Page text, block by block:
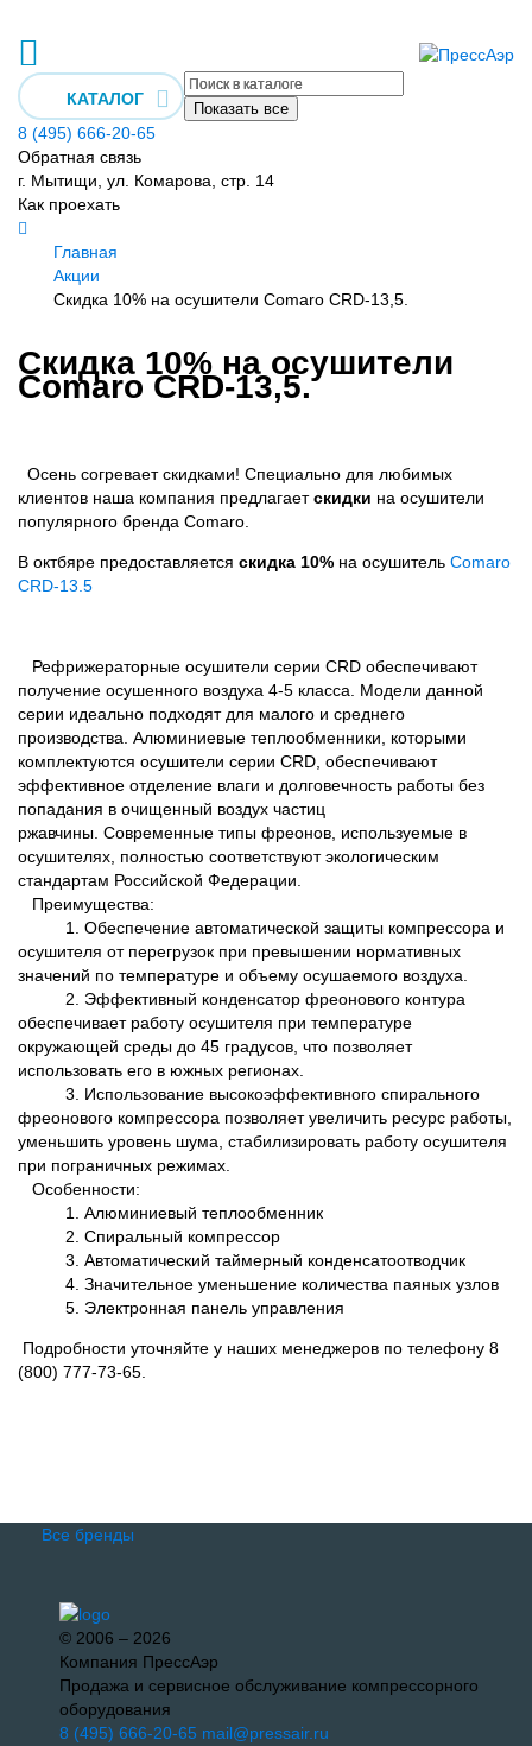
КАТАЛОГ
Показать все
8 (495) 666-20-65
Обратная связь
г. Мытищи, ул. Комарова, стр. 14
Как проехать
Главная
Акции
Скидка 10% на осушители Comaro СRD-13,5.
Скидка 10% на осушители
Comaro СRD-13,5.
Осень согревает скидками! Специально для любимых
клиентов наша компания предлагаетскидки на осушители
популярного бренда Comaro.
В октбяре предоставляется скидка 10% на осушитель Comaro
CRD-13.5
Рефрижераторные осушители серии CRD обеспечивают
получение осушенного воздуха 4-5 класса. Модели данной
серии идеально подходят для малого и среднего
производства. Алюминиевые теплообменники, которыми
комплектуются осушители серии CRD, обеспечивают
эффективное отделение влаги и долговечность работы без
попадания в очищенный воздух частиц
ржавчины. Современные типы фреонов, используемые в
осушителях, полностью соответствуют экологическим
стандартам Российской Федерации.
Преимущества:
1. Обеспечение автоматической защиты компрессора и
осушителя от перегрузок при превышении нормативных
значений по температуре и объему осушаемого воздуха.
2. Эффективный конденсатор фреонового контура
обеспечивает работу осушителя при температуре
окружающей среды до 45 градусов, что позволяет
использовать его в южных регионах.
3. Использование высокоэффективного спирального
фреонового компрессора позволяет увеличить ресурс работы,
уменьшить уровень шума, стабилизировать работу осушителя
при пограничных режимах.
Особенности:
1. Алюминиевый теплообменник
2. Спиральный компрессор
3. Автоматический таймерный конденсатоотводчик
4. Значительное уменьшение количества паяных узлов
5. Электронная панель управления
Подробности уточняйте у наших менеджеров по телефону 8
(800) 777-73-65.
Все бренды
© 2006 – 2026
Компания ПрессАэр
Продажа и сервисное обслуживание компрессорного
оборудования
8 (495) 666-20-65 mail@pressair.ru